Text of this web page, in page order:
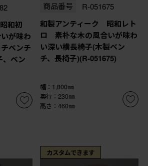
和初
が味わ
ベンチ
、ベン
商品番号 R-051675
和製アンティーク 昭和レト
ロ 素朴な木の風合いが味わ
い深い横長椅子(木製ベン
チ、長椅子)(R-051675)
幅：1,800㎜
奥行：230㎜
高さ：460㎜
カスタムできます